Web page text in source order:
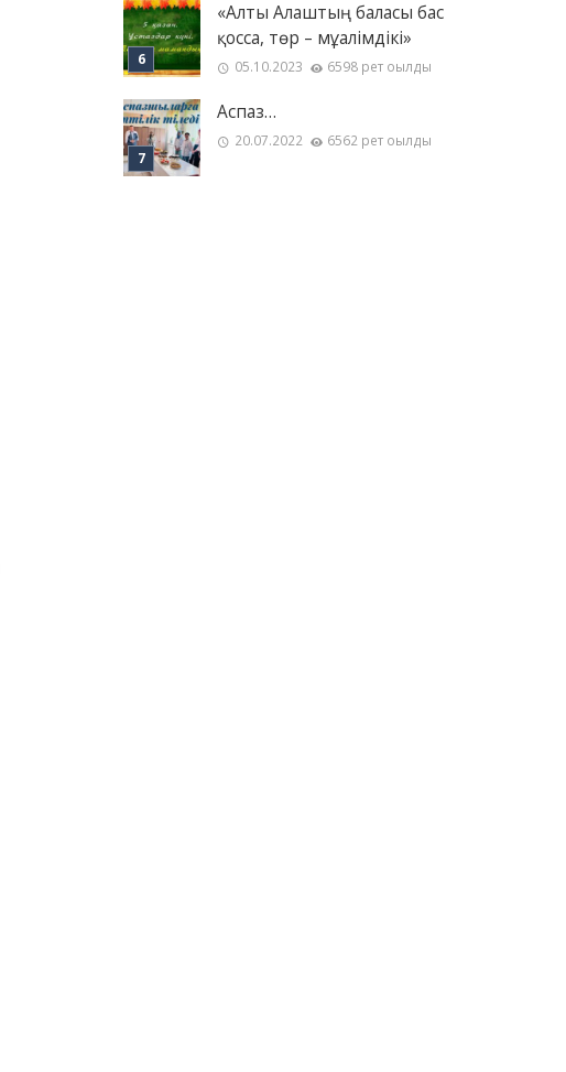
«Алты Алаштың баласы бас
қосса, төр – мұғалімдікі»
05.10.2023 6598 рет оқылды
Аспаз…
20.07.2022 6562 рет оқылды